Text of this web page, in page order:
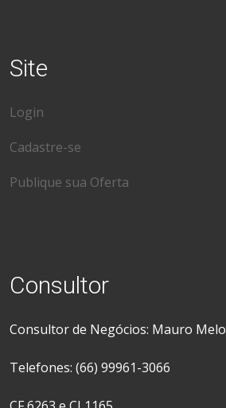
Site
Login
Cadastre-se
Publique sua Oferta
Consultor
Consultor de Negócios: Mauro Melo
Telefones: (66) 99961-3066